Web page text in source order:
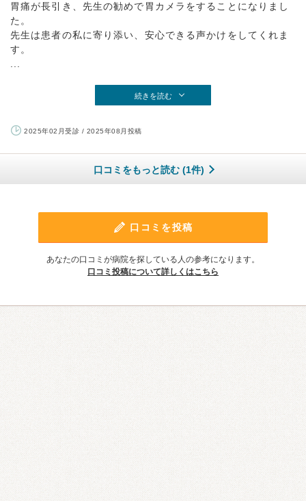
胃痛が長引き、先生の勧めで胃カメラをすることになりまし
た。
先生は患者の私に寄り添い、安心できる声かけをしてくれま
す。
続きを読む
2025年02月受診 / 2025年08月投稿
口コミをもっと読む (1件)
口コミを投稿
あなたの口コミが病院を探している人の参考になります。
口コミ投稿について詳しくはこちら